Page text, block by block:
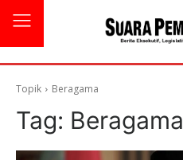
Topik Beragama
Tag: Beragama